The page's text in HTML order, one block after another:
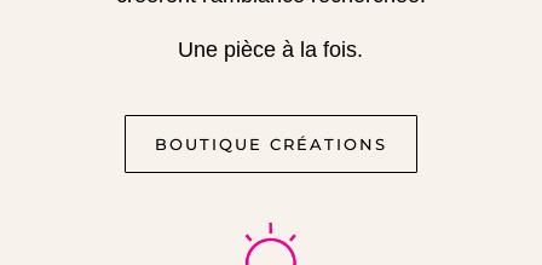
Une pièce à la fois.
BOUTIQUE CRÉATIONS